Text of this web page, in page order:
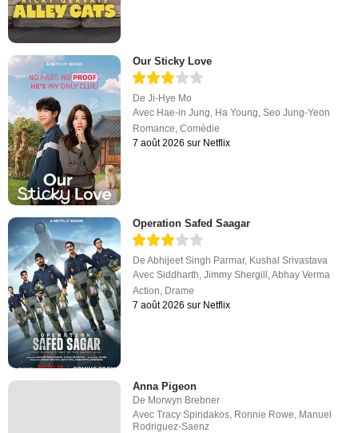
Our Sticky Love
DeJi-Hye Mo
Avec Hae-in Jung, Ha Young,Seo Jung-Yeon
Romance,Comédie
7 août 2026 sur Netflix
Operation Safed Saagar
DeAbhijeet Singh Parmar, Kushal Srivastava
AvecSiddharth,Jimmy Shergill ,Abhay Verma
Action, Drame
7 août 2026 sur Netflix
Anna Pigeon
De Morwyn Brebner
AvecTracy Spiridakos Ronnie Rowe Manuel
Rodriguez-Saenz